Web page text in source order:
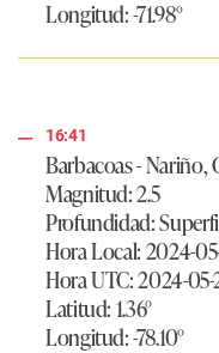
Longitud: -71.98°
16:41
Barbacoas - Nariño,
Magnitud: 2.5
Profundidad:
Hora Local: 2024-
Hora UTC: 2024-05-
Latitud: 1.36°
Longitud: -78.10°